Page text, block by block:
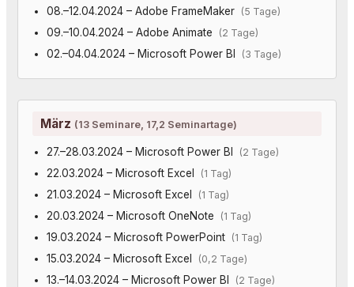
08.–12.04.2024 – Adobe FrameMaker (5 Tage)
09.–10.04.2024 – Adobe Animate (2 Tage)
02.–04.04.2024 – Microsoft Power BI (3 Tage)
März (13 Seminare, 17,2 Seminartage)
27.–28.03.2024 – Microsoft Power BI (2 Tage)
22.03.2024 – Microsoft Excel (1 Tag)
21.03.2024 – Microsoft Excel (1 Tag)
20.03.2024 – Microsoft OneNote (1 Tag)
19.03.2024 – Microsoft PowerPoint (1 Tag)
15.03.2024 – Microsoft Excel (0,2 Tage)
13.–14.03.2024 – Microsoft Power BI (2 Tage)